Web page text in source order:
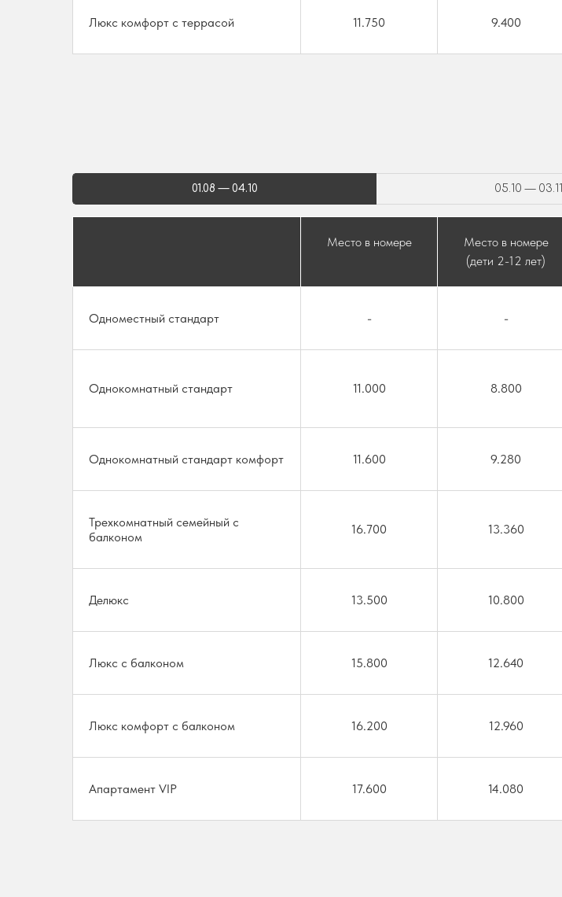
Люкс комфорт с террасой 11.750 9.400
01.08 — 04.10 05.10 — 03.11
Место в номере
Место в номере
(дети 2-12 лет)
Одноместный стандарт - -
Однокомнатный стандарт 11.000 8.800
Однокомнатный стандарт комфорт 11.600 9.280
Трехкомнатный семейный с
балконом
16.700 13.360
Делюкс 13.500 10.800
Люкс с балконом 15.800 12.640
Люкс комфорт с балконом 16.200 12.960
Апартамент VIP 17.600 14.080